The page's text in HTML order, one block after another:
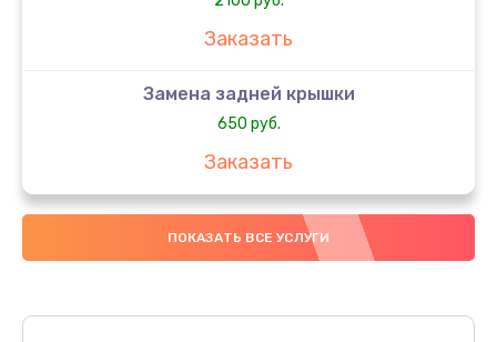
Заказать
Замена задней крышки
650 руб.
Заказать
Замена аккумулятора
4000 руб.
ПОКАЗАТЬ ВСЕ УСЛУГИ